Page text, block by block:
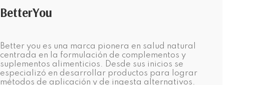
BetterYou
Better you es una marca pionera en salud natural
centrada en la formulación de complementos y
suplementos alimenticios. Desde sus inicios se
especializó en desarrollar productos para lograr
métodos de aplicación y de ingesta alternativos.